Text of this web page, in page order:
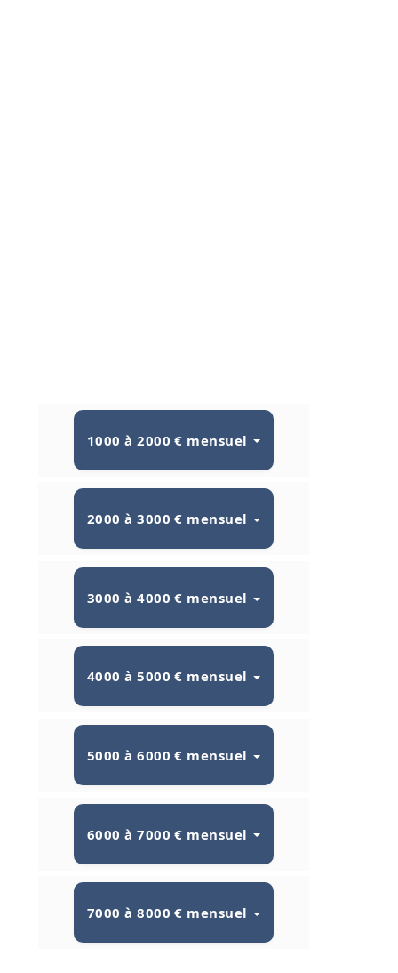
1000 à 2000 € mensuel
2000 à 3000 € mensuel
3000 à 4000 € mensuel
4000 à 5000 € mensuel
5000 à 6000 € mensuel
6000 à 7000 € mensuel
7000 à 8000 € mensuel